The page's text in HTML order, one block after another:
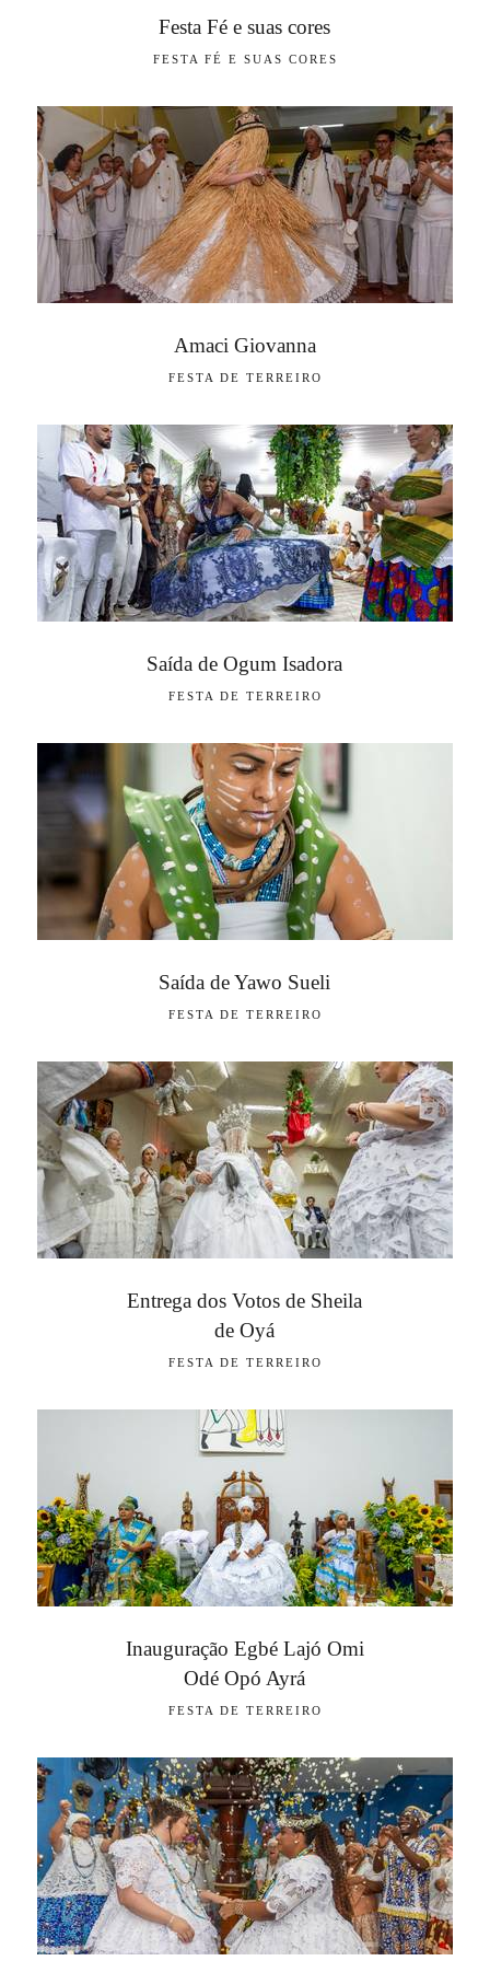
Festa Fé e suas cores
FESTA FÉ E SUAS CORES
Amaci Giovanna
FESTA DE TERREIRO
Saída de Ogum Isadora
FESTA DE TERREIRO
Saída de Yawo Sueli
FESTA DE TERREIRO
Entrega dos Votos de Sheila
de Oyá
FESTA DE TERREIRO
Inauguração Egbé Lajó Omi
Odé Opó Ayrá
FESTA DE TERREIRO